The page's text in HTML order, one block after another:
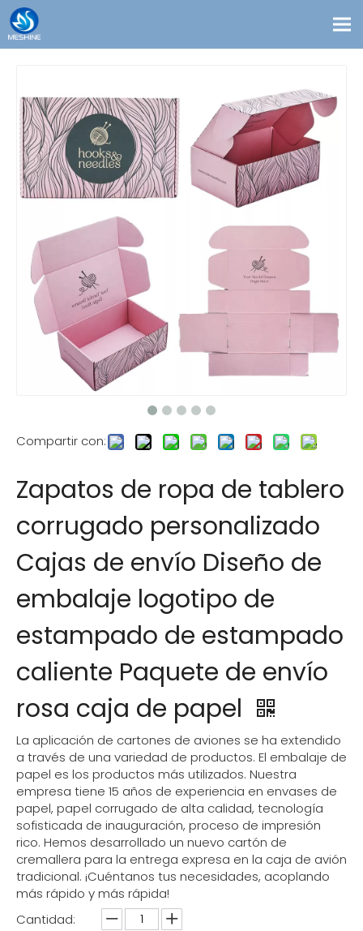
Costumbre
Soluciones
Contacto
Blogs
Sobre nosotros
Compartir con:
Zapatos de ropa de tablero
corrugado personalizado
Cajas de envío Diseño de
embalaje logotipo de
estampado de estampado
caliente Paquete de envío
rosa caja de papel
La aplicación de cartones de aviones se ha extendido
a través de una variedad de productos. El embalaje de
papel es los productos más utilizados. Nuestra
empresa tiene 15 años de experiencia en envases de
papel, papel corrugado de alta calidad, tecnología
sofisticada de inauguración, proceso de impresión
rico. Hemos desarrollado un nuevo cartón de
cremallera para la entrega expresa en la caja de avión
tradicional. ¡Cuéntanos tus necesidades, acoplando
más rápido y más rápida!
Cantidad: